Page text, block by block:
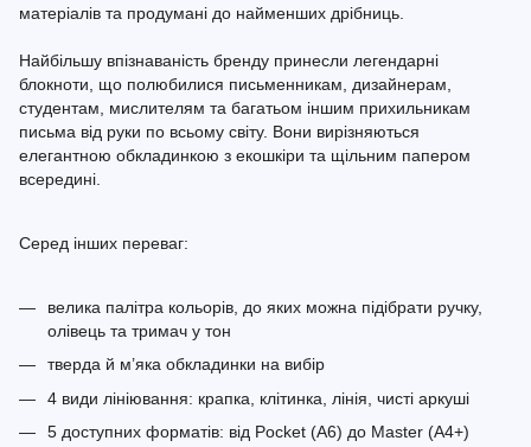
матеріалів та продумані до найменших дрібниць.
Найбільшу впізнаваність бренду принесли легендарні
блокноти, що полюбилися письменникам, дизайнерам,
студентам, мислителям та багатьом іншим прихильникам
письма від руки по всьому світу. Вони вирізняються
елегантною обкладинкою з екошкіри та щільним папером
всередині.
Серед інших переваг:
велика палітра кольорів, до яких можна підібрати ручку,
олівець та тримач у тон
тверда й м’яка обкладинки на вибір
4 види лініювання: крапка, клітинка, лінія, чисті аркуші
5 доступних форматів: від Pocket (A6) до Master (A4+)